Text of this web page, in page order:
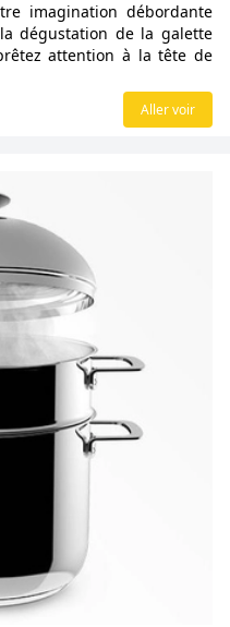
imagination débordante
dégustation de la galette
attention à la tête de
Aller voir